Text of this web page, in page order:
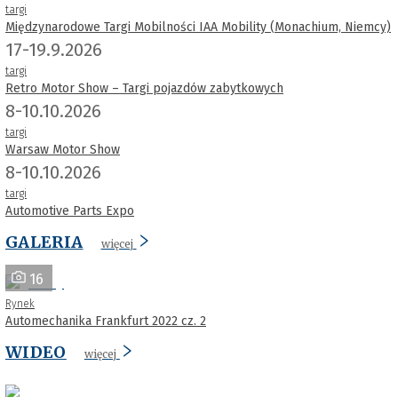
targi
Międzynarodowe Targi Mobilności IAA Mobility (Monachium, Niemcy)
17-19.9.2026
targi
Retro Motor Show – Targi pojazdów zabytkowych
8-10.10.2026
targi
Warsaw Motor Show
8-10.10.2026
targi
Automotive Parts Expo
GALERIA więcej
16
Rynek
Automechanika Frankfurt 2022 cz. 2
WIDEO więcej